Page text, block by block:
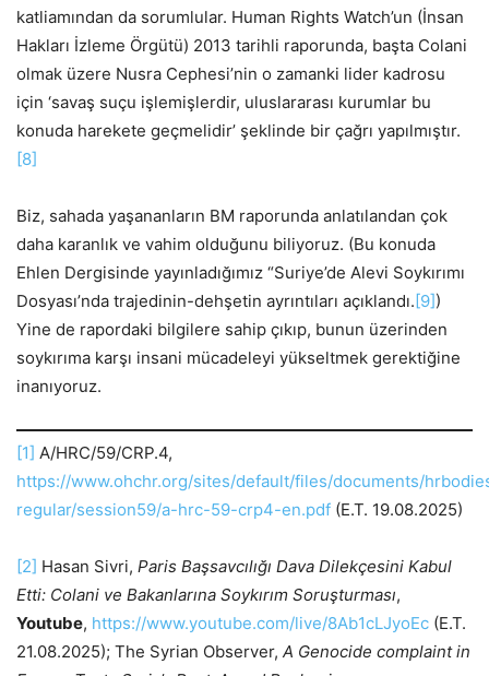
katliamından da sorumlular. Human Rights Watch’un (İnsan
Hakları İzleme Örgütü) 2013 tarihli raporunda, başta Colani
olmak üzere Nusra Cephesi’nin o zamanki lider kadrosu
için ‘savaş suçu işlemişlerdir, uluslararası kurumlar bu
konuda harekete geçmelidir’ şeklinde bir çağrı yapılmıştır.
[8]
Biz, sahada yaşananların BM raporunda anlatılandan çok
daha karanlık ve vahim olduğunu biliyoruz. (Bu konuda
Ehlen Dergisinde yayınladığımız “Suriye’de Alevi Soykırımı
Dosyası’nda trajedinin-dehşetin ayrıntıları açıklandı.[9])
Yine de rapordaki bilgilere sahip çıkıp, bunun üzerinden
soykırıma karşı insani mücadeleyi yükseltmek gerektiğine
inanıyoruz.
[1] A/HRC/59/CRP.4,
https://www.ohchr.org/sites/default/files/documents/
regular/session59/a-hrc-59-crp4-en.pdf (E.T. 19.08.2025)
[2] Hasan Sivri, Paris Başsavcılığı Dava Dilekçesini Kabul
Etti: Colani ve Bakanlarına Soykırım Soruşturması,
Youtube, https://www.youtube.com/live/8Ab1cLJyoEc (E.T.
21.08.2025); The Syrian Observer, A Genocide complaint in